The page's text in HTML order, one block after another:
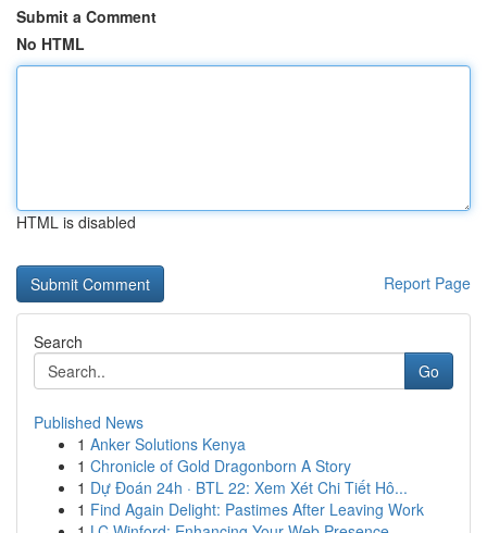
Submit a Comment
No HTML
HTML is disabled
Report Page
Search
Go
Published News
1 Anker Solutions Kenya
1 Chronicle of Gold Dragonborn A Story
1 Dự Đoán 24h · BTL 22: Xem Xét Chi Tiết Hô...
1 Find Again Delight: Pastimes After Leaving Work